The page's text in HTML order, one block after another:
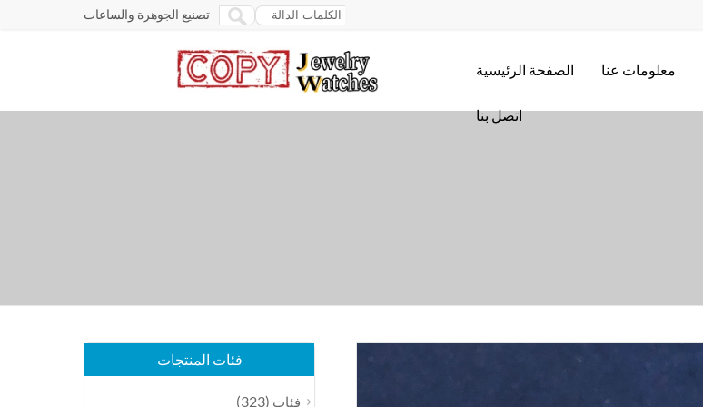
تصنيع الجوهرة والساعات
الصفحة الرئيسية معلومات عنا
اتصل بنا
فئات المنتجات
فئات (323)